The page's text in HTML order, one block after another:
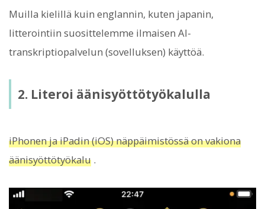
Muilla kielillä kuin englannin, kuten japanin,
litterointiin suosittelemme ilmaisen AI-
transkriptiopalvelun (sovelluksen) käyttöä.
2. Literoi äänisyöttötyökalulla
iPhonen ja iPadin (iOS) näppäimistössä on vakiona
äänisyöttötyökalu .